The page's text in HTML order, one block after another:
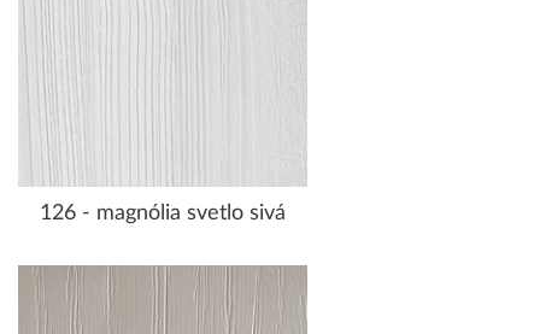
126 - magnólia svetlo sivá